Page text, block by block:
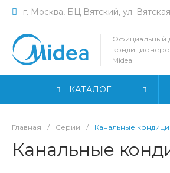
г. Москва, БЦ Вятский, ул.
Официальный
Midea
КАТАЛОГ
Главная / Серии / Канальные
Канальные